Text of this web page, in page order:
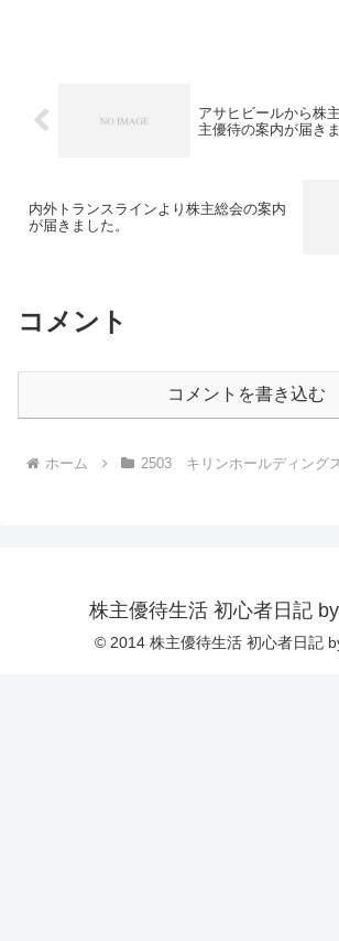
アサヒビールから株
主優待の案内が届きま
内外トランスラインより株主総会の案内
が届きました。
コメント
コメントを書き込む
ホーム 2503 キリンホールディング
株主優待生活 初心者日記
© 2014 株主優待生活 初心者日記